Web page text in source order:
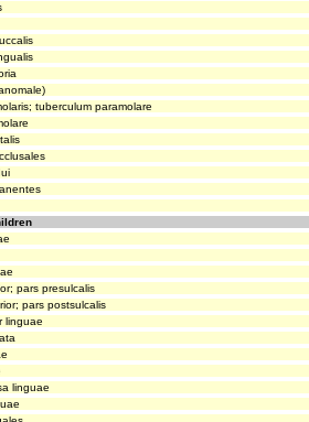
tuberculum paramolare
pars presulcalis
pars postsulcalis
linguae
linguae